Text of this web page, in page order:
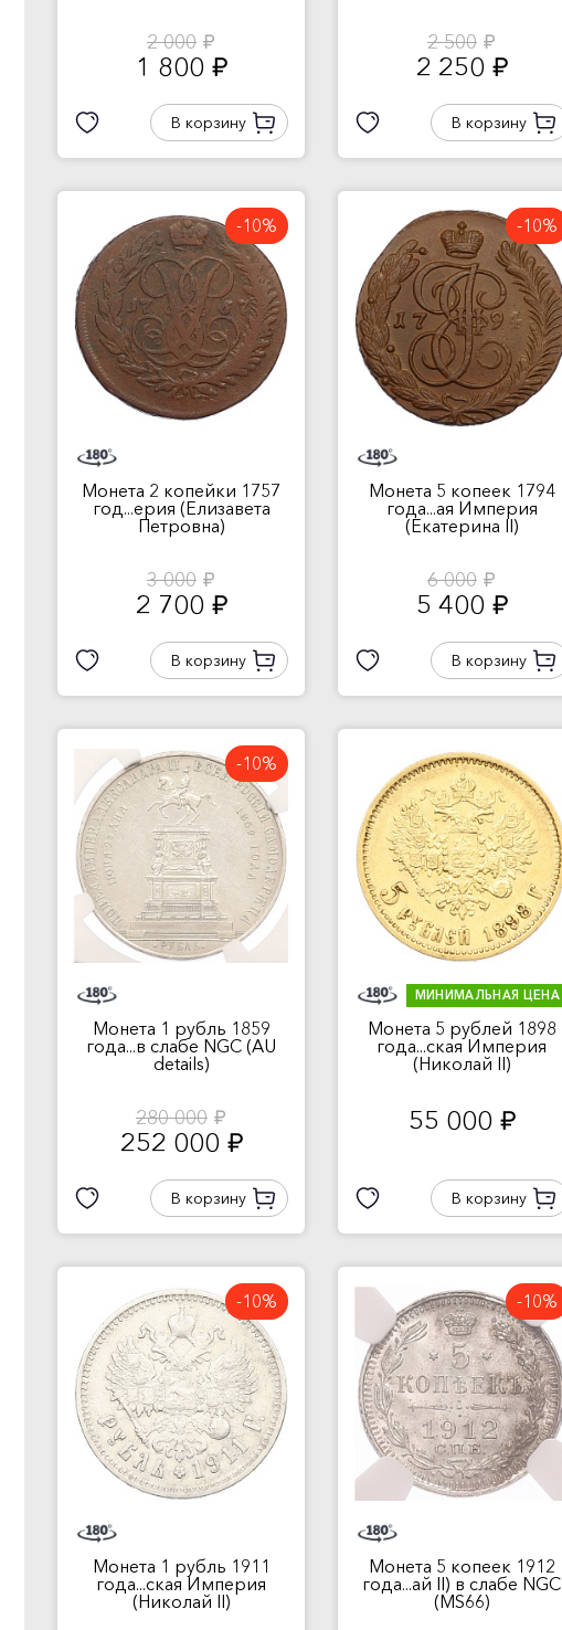
2 000 руб.
1 800 руб.
В корзину
2 500 руб.
2 250 руб.
В корзину
-10%
Монета 2 копейки 1757
год...ерия (Елизавета
Петровна)
3 000 руб.
2 700 руб.
В корзину
-10%
Монета 5 копеек 1794
года...ая Империя
(Екатерина II)
6 000 руб.
5 400 руб.
В корзину
-10%
Монета 1 рубль 1859
года...в слабе NGC (AU
details)
280 000 руб.
252 000 руб.
В корзину
МИНИМАЛЬНАЯ ЦЕНА
Монета 5 рублей 1898
года...ская Империя
(Николай II)
55 000 руб.
В корзину
-10%
Монета 1 рубль 1911
года...ская Империя
(Николай II)
-10%
Монета 5 копеек 1912
года...ай II) в слабе NGC
(MS66)